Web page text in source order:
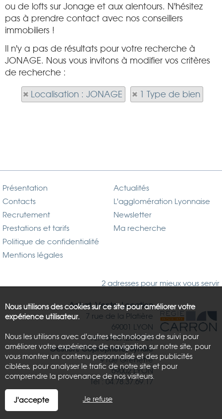
ou de lofts sur Jonage et aux alentours. N'hésitez
pas à prendre contact avec nos conseillers
immobiliers !
Il n'y a pas de résultats pour votre recherche à
JONAGE. Nous vous invitons à modifier vos critères
de recherche :
Localisation : JONAGE 1 Type de bien
Présentation
Contacts
Recrutement
Prestations et tarifs
Politique de confidentialité
Mentions légales
Actualités
L'agglomération Lyonnaise
Newsletter
Ma recherche
2 adresses pour mieux vous servir
Achat, Vente, Location
7 rue de la Platière
69001 LYON
Tél : 04.37.26.21.81
Gestion, Copropriété, Syndic
9 rue Grenette
69002 LYON
Tél : 04.78.37.69.17
Nous utilisons des cookies sur ce site pour améliorer votre
expérience utilisateur.
Nous les utilisons avec d'autres technologies de suivi pour
améliorer votre expérience de navigation sur notre site, pour
vous montrer un contenu personnalisé et des publicités
ciblées, pour analyser le trafic de notre site et pour
comprendre la provenance de nos visiteurs.
J'accepte Je refuse